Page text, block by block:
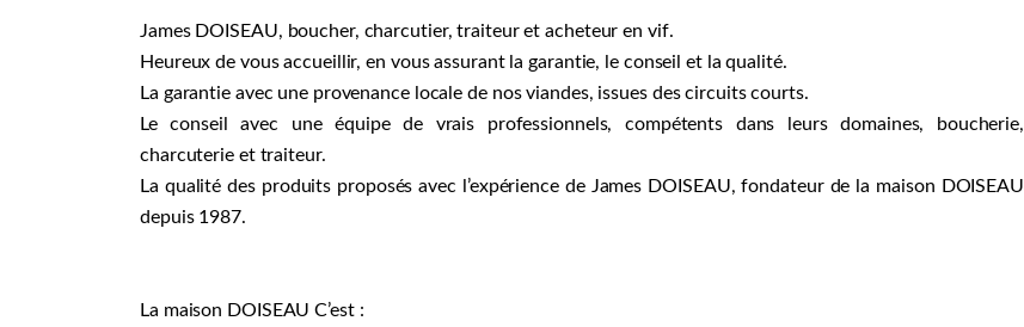
James DOISEAU, boucher, charcutier, traiteur et acheteur en vif.
Heureux de vous accueillir, en vous assurant la garantie, le conseil et la qualité.
La garantie avec une provenance locale de nos viandes, issues des circuits courts.
Le conseil avec une équipe de vrais professionnels, compétents dans leurs domaines, boucherie,
charcuterie et traiteur.
La qualité des produits proposés avec l’expérience de James DOISEAU, fondateur de la maison DOISEAU
depuis 1987.
La maison DOISEAU C’est :